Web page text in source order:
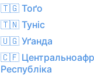
🇹🇬 Тоґо
🇹🇳 Туніс
🇺🇬 Уґанда
🇨🇫
Республіка